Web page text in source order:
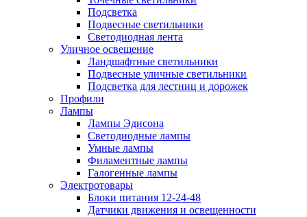
Подсветка
Подвесные светильники
Светодиодная лента
Уличное освещение
Ландшафтные светильники
Подвесные уличные светильники
Подсветка для лестниц и дорожек
Профили
Лампы
Лампы Эдисона
Светодиодные лампы
Умные лампы
Филаментные лампы
Галогенные лампы
Электротовары
Блоки питания 12-24-48
Датчики движения и освещенности